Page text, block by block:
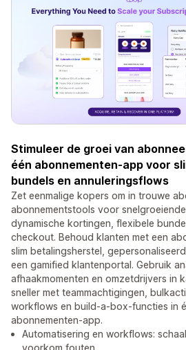
Stimuleer de groei van
één abonnementen-app voor
bundels en annuleringsflows
Zet eenmalige kopers om in trouwe
abonnementstools voor
dynamische kortingen, flexibele
checkout. Behoud klanten met een
slim betalingsherstel,
een gamified klantenportal. Gebruik
afhaakmomenten en omzetdrijvers in
sneller met teammachtigingen,
workflows en build-a-box-functies in
abonnementen-app.
Automatisering en workflows: